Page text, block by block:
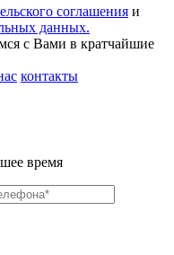
соглашения и
данных.
с Вами в кратчайшие
контакты
время